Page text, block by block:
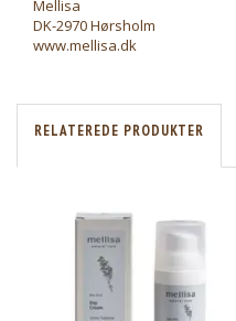
Mellisa
DK-2970 Hørsholm
www.mellisa.dk
RELATEREDE PRODUKTER